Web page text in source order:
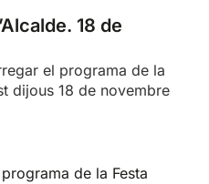
18 de
el programa de la
dijous 18 de novembre
de la Festa